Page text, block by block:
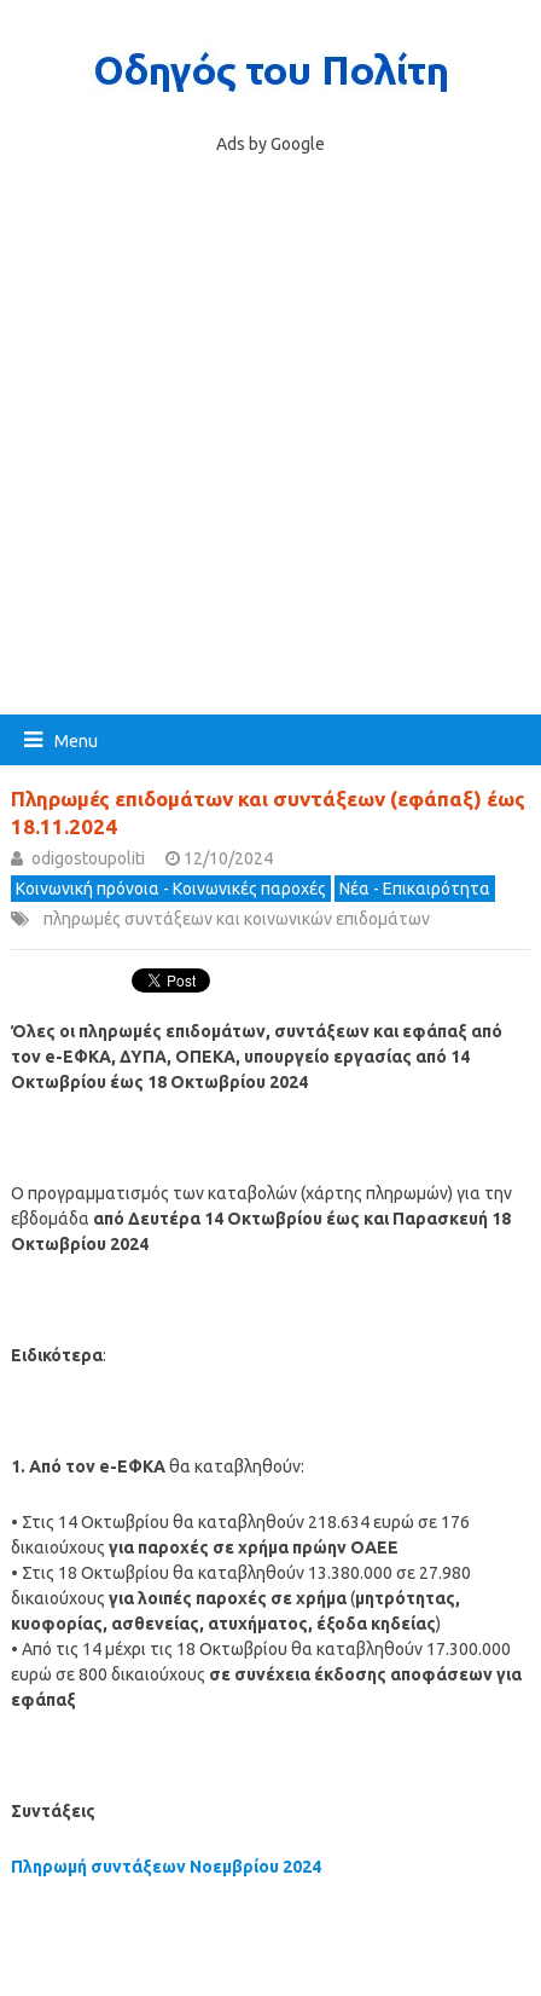
Ads by Google
Menu
Πληρωμές επιδομάτων και συντάξεων (εφάπαξ) έως
18.11.2024
odigostoupoliti
12/10/2024
Κοινωνική πρόνοια - Κοινωνικές παροχές
Νέα - Επικαιρότητα
πληρωμές συντάξεων και κοινωνικών επιδομάτων
Όλες οι πληρωμές επιδομάτων, συντάξεων και εφάπαξ από
τον e-ΕΦΚΑ, ΔΥΠΑ, ΟΠΕΚΑ, υπουργείο εργασίας από 14
Οκτωβρίου έως 18 Οκτωβρίου 2024
Ο προγραμματισμός των καταβολών (χάρτης πληρωμών) για την
εβδομάδα από Δευτέρα 14 Οκτωβρίου έως και Παρασκευή 18
Οκτωβρίου 2024
Ειδικότερα:
1. Από τον e-ΕΦΚΑθα καταβληθούν:
• Στις 14 Οκτωβρίου θα καταβληθούν 218.634 ευρώ σε 176
δικαιούχους για παροχές σε χρήμα πρώην ΟΑΕΕ
• Στις 18 Οκτωβρίου θα καταβληθούν 13.380.000 σε 27.980
δικαιούχους για λοιπές παροχές σε χρήμα(μητρότητας,
κυοφορίας, ασθενείας, ατυχήματος, έξοδα κηδείας)
• Από τις 14 μέχρι τις 18 Οκτωβρίου θα καταβληθούν 17.300.000
ευρώ σε 800 δικαιούχους σε συνέχεια έκδοσης αποφάσεων για
εφάπαξ
Συντάξεις
Πληρωμή συντάξεων Νοεμβρίου2024